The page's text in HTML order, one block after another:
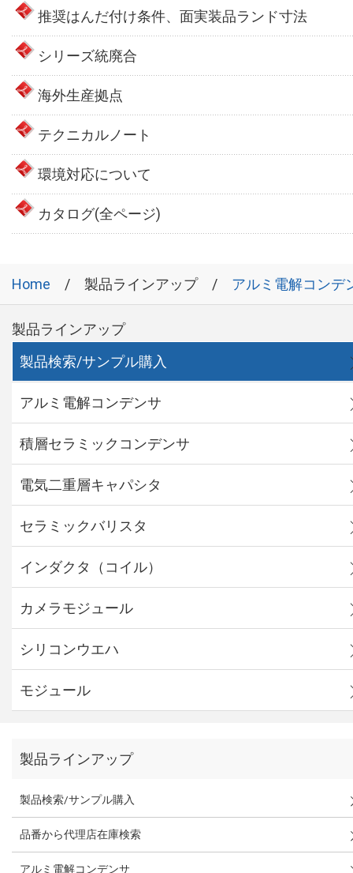
推奨はんだ付け条件、面実装品ランド寸法
シリーズ統廃合
海外生産拠点
テクニカルノート
環境対応について
カタログ(全ページ)
Home 製品ラインアップ アルミ電解コンデ
製品ラインアップ
製品検索/サンプル購入
アルミ電解コンデンサ
積層セラミックコンデンサ
電気二重層キャパシタ
セラミックバリスタ
インダクタ（コイル）
カメラモジュール
シリコンウエハ
モジュール
製品ラインアップ
製品検索/サンプル購入
品番から代理店在庫検索
アルミ電解コンデンサ